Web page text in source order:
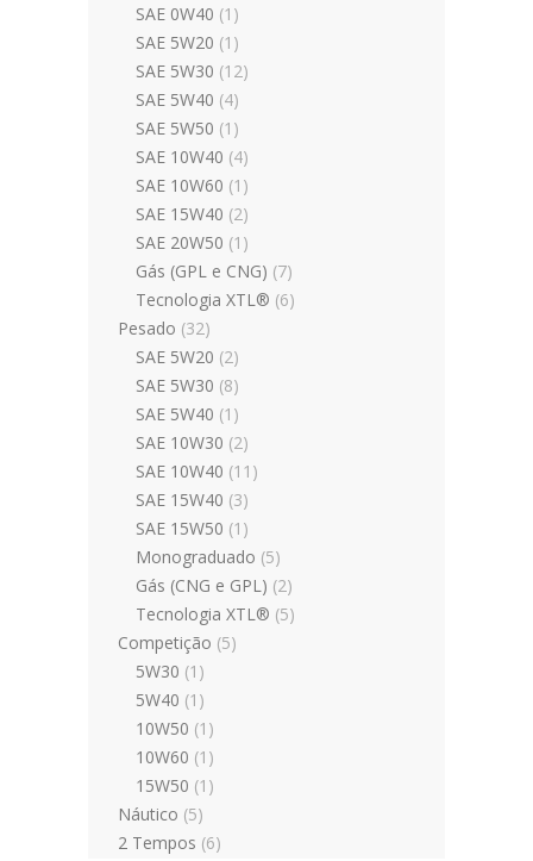
SAE 0W40 (1)
SAE 5W20 (1)
SAE 5W30 (12)
SAE 5W40 (4)
SAE 5W50 (1)
SAE 10W40 (4)
SAE 10W60 (1)
SAE 15W40 (2)
SAE 20W50 (1)
Gás (GPL e CNG) (7)
Tecnologia XTL® (6)
Pesado (32)
SAE 5W20 (2)
SAE 5W30 (8)
SAE 5W40 (1)
SAE 10W30 (2)
SAE 10W40 (11)
SAE 15W40 (3)
SAE 15W50 (1)
Monograduado (5)
Gás (CNG e GPL) (2)
Tecnologia XTL® (5)
Competição (5)
5W30 (1)
5W40 (1)
10W50 (1)
10W60 (1)
15W50 (1)
Náutico (5)
2 Tempos (6)